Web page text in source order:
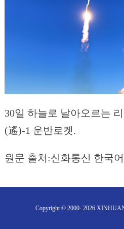
30일 하늘로 날아오르는
(遙)-1 운반로켓.
원문 출처:신화통신 한국
Copyright © 2000- 2026